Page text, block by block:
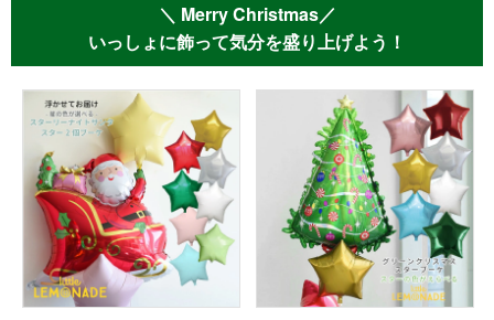
＼ Merry Christmas／
いっしょに飾って気分を盛り上げよう！